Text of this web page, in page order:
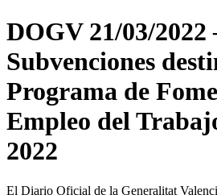
DOGV 21/03/2022
Subvenciones
Programa de
Empleo del
2022
El Diario Oficial de la Generalitat